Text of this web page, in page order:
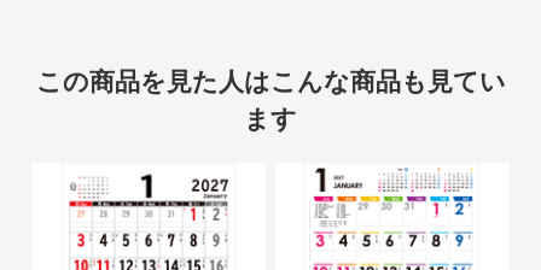
この商品を見た人はこんな商品も見てい
ます